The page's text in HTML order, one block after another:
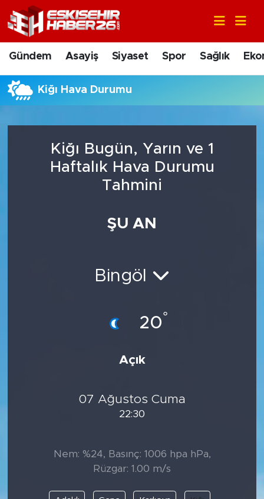
Gündem Asayiş Siyaset Spor Sağlık
Kiğı Hava Durumu
Kiğı Bugün, Yarın ve 1
Haftalık Hava Durumu
Tahmini
ŞU AN
Bingöl
20°
Açık
07 Ağustos Cuma
22:30
Nem: %24, Basınç: 1006 hpa hPa,
Rüzgar: 1.00 m/s
Gündem
Asayiş
Siyaset
Sağlık
Nöbetçi Eczaneler
Hava Durumu
Trafik Durumu
Tüm Manşetler